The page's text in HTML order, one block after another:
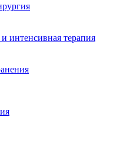
интенсивная терапия